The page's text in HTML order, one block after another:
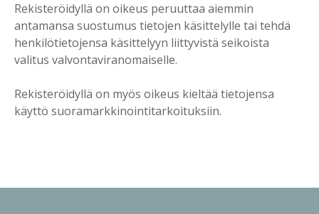
Rekisteröidyllä on oikeus peruuttaa aiemmin
antamansa suostumus tietojen käsittelylle tai tehdä
henkilötietojensa käsittelyyn liittyvistä seikoista
valitus valvontaviranomaiselle.
Rekisteröidyllä on myös oikeus kieltää tietojensa
käyttö suoramarkkinointitarkoituksiin.